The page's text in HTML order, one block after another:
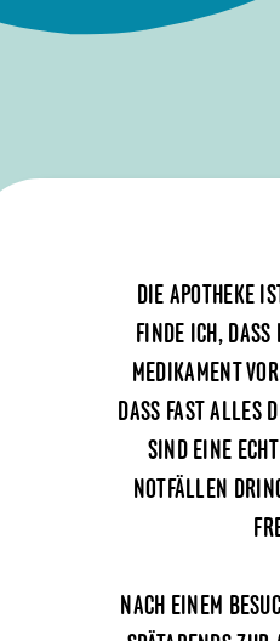
DIE APOTHEKE
FINDE ICH,
MEDIKAMENT
DASS FAST ALLES
SIND EINE
NOTFÄLLEN
NACH EINEM